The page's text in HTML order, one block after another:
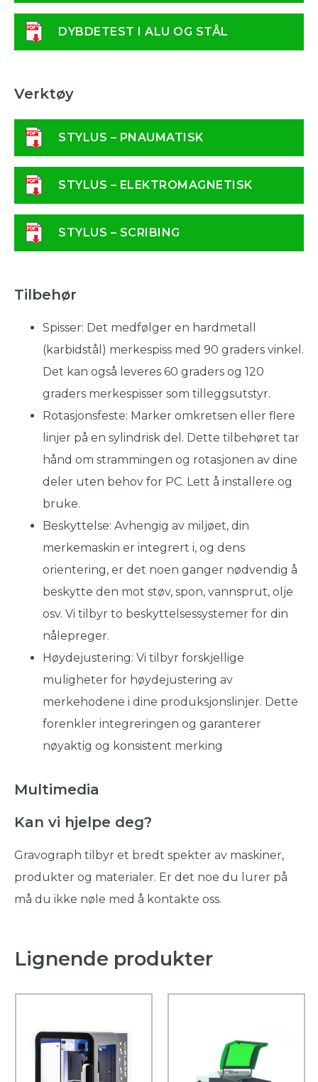
DYBDETEST I ALU OG STÅL
Verktøy
STYLUS – PNAUMATISK
STYLUS – ELEKTROMAGNETISK
STYLUS – SCRIBING
Tilbehør
Spisser: Det medfølger en hardmetall
(karbidstål) merkespiss med 90 graders vinkel.
Det kan også leveres 60 graders og 120
graders merkespisser som tilleggsutstyr.
Rotasjonsfeste: Marker omkretsen eller flere
linjer på en sylindrisk del. Dette tilbehøret tar
hånd om strammingen og rotasjonen av dine
deler uten behov for PC. Lett å installere og
bruke.
Beskyttelse: Avhengig av miljøet, din
merkemaskin er integrert i, og dens
orientering, er det noen ganger nødvendig å
beskytte den mot støv, spon, vannsprut, olje
osv. Vi tilbyr to beskyttelsessystemer for din
nålepreger.
Høydejustering: Vi tilbyr forskjellige
muligheter for høydejustering av
merkehodene i dine produksjonslinjer. Dette
forenkler integreringen og garanterer
nøyaktig og konsistent merking
Multimedia
Kan vi hjelpe deg?
Gravograph tilbyr et bredt spekter av maskiner,
produkter og materialer. Er det noe du lurer på
må du ikke nøle med å kontakte oss.
Lignende produkter